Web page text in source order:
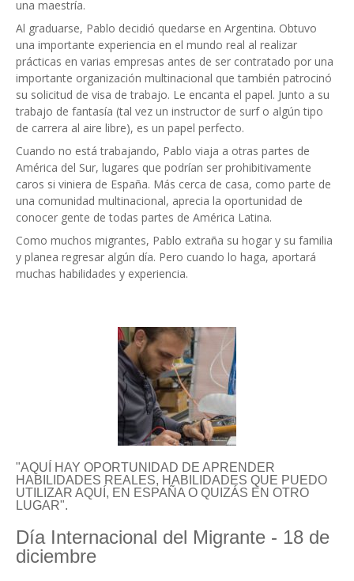
una maestría.
Al graduarse, Pablo decidió quedarse en Argentina. Obtuvo
una importante experiencia en el mundo real al realizar
prácticas en varias empresas antes de ser contratado por una
importante organización multinacional que también patrocinó
su solicitud de visa de trabajo. Le encanta el papel. Junto a su
trabajo de fantasía (tal vez un instructor de surf o algún tipo
de carrera al aire libre), es un papel perfecto.
Cuando no está trabajando, Pablo viaja a otras partes de
América del Sur, lugares que podrían ser prohibitivamente
caros si viniera de España. Más cerca de casa, como parte de
una comunidad multinacional, aprecia la oportunidad de
conocer gente de todas partes de América Latina.
Como muchos migrantes, Pablo extraña su hogar y su familia
y planea regresar algún día. Pero cuando lo haga, aportará
muchas habilidades y experiencia.
"AQUÍ HAY OPORTUNIDAD DE APRENDER
HABILIDADES REALES, HABILIDADES QUE PUEDO
UTILIZAR AQUÍ, EN ESPAÑA O QUIZÁS EN OTRO
LUGAR".
Día Internacional del Migrante - 18 de
diciembre